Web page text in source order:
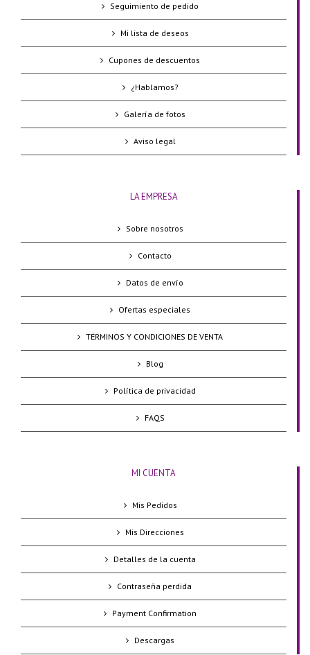
Seguimiento de pedido
Mi lista de deseos
Cupones de descuentos
¿Hablamos?
Galería de fotos
Aviso legal
LA EMPRESA
Sobre nosotros
Contacto
Datos de envío
Ofertas especiales
TÉRMINOS Y CONDICIONES DE VENTA
Blog
Política de privacidad
FAQS
MI CUENTA
Mis Pedidos
Mis Direcciones
Detalles de la cuenta
Contraseña perdida
Payment Confirmation
Descargas